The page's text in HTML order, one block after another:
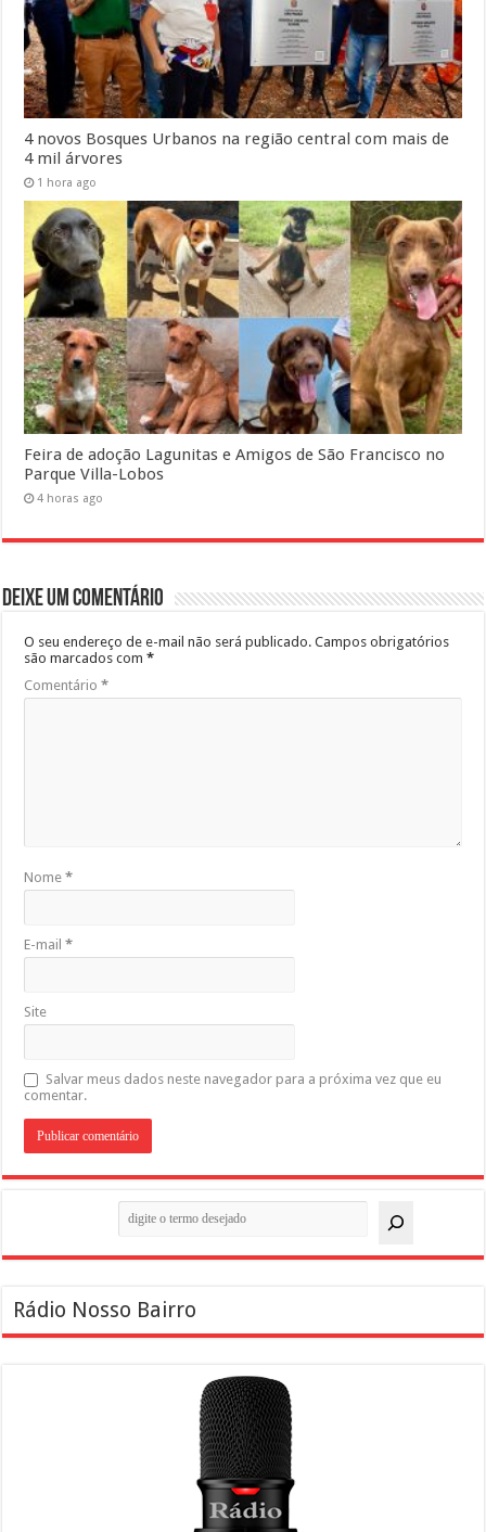
4 novos Bosques Urbanos na região central com mais de
4 mil árvores
1 hora ago
Feira de adoção Lagunitas e Amigos de São Francisco no
Parque Villa-Lobos
4 horas ago
Deixe um comentário
O seu endereço de e-mail não será publicado. Campos obrigatórios
são marcados com*
Comentário*
Nome*
E-mail*
Site
Salvar meus dados neste navegador para a próxima vez que eu
comentar.
Rádio Nosso Bairro